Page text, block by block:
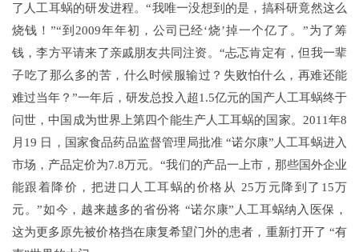
了人工耳蜗的研发进程。“我唯一没想到的是，搞科研竟然这么
烧钱！”“到2009年年初，公司已经‘烧’掉一个亿了。”为了筹
钱，李方平请来了亲戚朋友共同注资。“忐忑肯定有，但我一辈
子吃了那么多的苦，什么时候服输过？失败怕什么，再难还能
难过当年？”一年后，研发总投入超1.5亿元的国产人工耳蜗终于
问世，中国成为世界上第四个能生产人工耳蜗的国家。2011年8
月19 日，国家食品药品监督管理局批准 “诺尔康”人工耳蜗进入
市场，产品定价为7.8万元。“我们的产品一上市，那些国外企业
能跟着降价，把进口人工耳蜗的价格从 25万元降到了15万
元。”如今，越来越多的省份将 “诺尔康”人工耳蜗纳入医保，
这为更多原先被价格挡在康复希望门外的患者，重新打开了 “有